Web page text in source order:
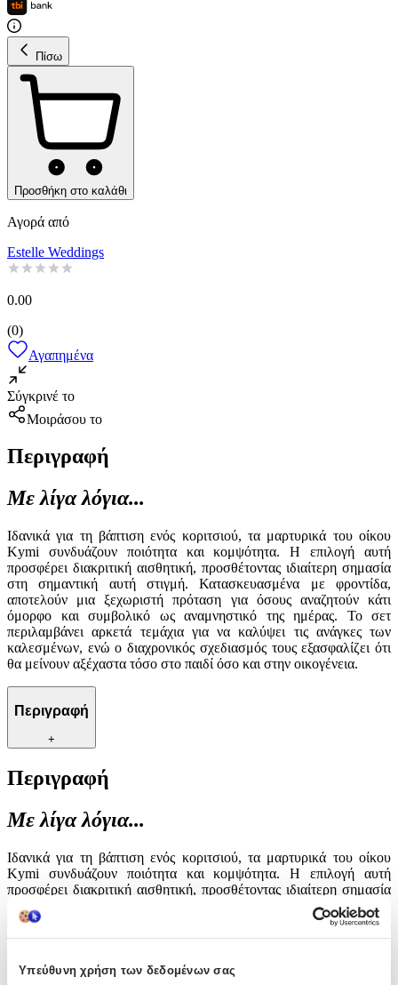
Υπεύθυνη χρήση των δεδομένων σας
Πίσω
Προσθήκη στο καλάθι
Αγορά από
Estelle Weddings
0.00
(0)
Αγαπημένα
Σύγκρινέ το
Μοιράσου το
Περιγραφή
Με λίγα λόγια...
Ιδανικά για τη βάπτιση ενός κοριτσιού, τα μαρτυρικά του οίκου
Kymi συνδυάζουν ποιότητα και κομψότητα. Η επιλογή αυτή
προσφέρει διακριτική αισθητική, προσθέτοντας ιδιαίτερη σημασία
στη σημαντική αυτή στιγμή. Κατασκευασμένα με φροντίδα,
αποτελούν μια ξεχωριστή πρόταση για όσους αναζητούν κάτι
όμορφο και συμβολικό ως αναμνηστικό της ημέρας. Το σετ
περιλαμβάνει αρκετά τεμάχια για να καλύψει τις ανάγκες των
καλεσμένων, ενώ ο διαχρονικός σχεδιασμός τους εξασφαλίζει ότι
θα μείνουν αξέχαστα τόσο στο παιδί όσο και στην οικογένεια.
Περιγραφή
+
Περιγραφή
Με λίγα λόγια...
Ιδανικά για τη βάπτιση ενός κοριτσιού, τα μαρτυρικά του οίκου
Kymi συνδυάζουν ποιότητα και κομψότητα. Η επιλογή αυτή
προσφέρει διακριτική αισθητική, προσθέτοντας ιδιαίτερη σημασία
στη σημαντική αυτή στιγμή. Κατασκευασμένα με φροντίδα,
αποτελούν μια ξεχωριστή πρόταση για όσους αναζητούν κάτι
όμορφο και συμβολικό ως αναμνηστικό της ημέρας. Το σετ
καλεσμένων, ενώ ο διαχρονικός σχεδιασμός τους εξασφαλίζει ότι